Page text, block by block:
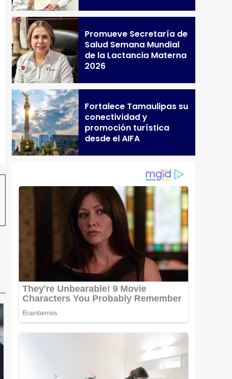
Promueve Secretaría de
Salud Semana Mundial
de la Lactancia Materna
2026
Fortalece Tamaulipas su
conectividad y
promoción turística
desde el AIFA